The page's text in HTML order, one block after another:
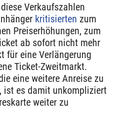
Verkaufszahlen
kritisierten zum
Preiserhöhungen, zum
ab sofort nicht mehr
für eine Verlängerung
Ticket-Zweitmarkt.
eine weitere Anreise zu
ist es damit unkompliziert
weiter zu